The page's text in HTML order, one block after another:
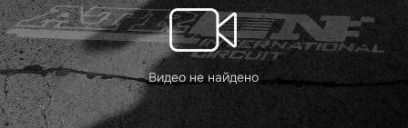
Видео не найдено